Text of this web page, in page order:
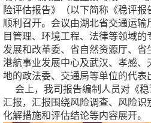
险评估报告》（以下简称《稳评
顺利召开。会议由湖北省交通运
目管理、环境工程、法律等领域
发展和改革委、省自然资源厅、
港航事业发展中心及武汉、孝感
地的政法委、交通局等单位的代表
会上，我司报告编制人员对《
汇报，汇报围绕风险调查、风险识
化解措施和评估结论等内容展开。